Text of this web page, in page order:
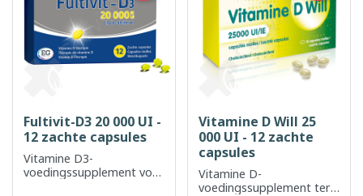
Fultivit-D3 20 000 UI -
12 zachte capsules
Vitamine D3-
voedingssupplement voor
Vitamine D Will 25
000 UI - 12 zachte
capsules
Vitamine D-
voedingssupplement ter